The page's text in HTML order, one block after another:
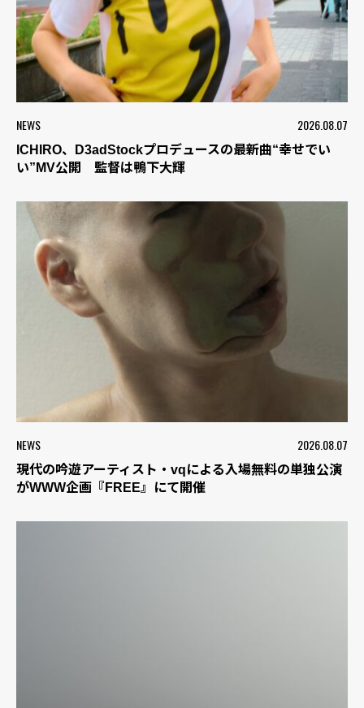
NEWS 2026.08.07
ICHIRO、D3adStockプロデュースの最新曲“幸せでい
い”MV公開 監督は鴨下大輝
NEWS 2026.08.07
現代の吟遊アーティスト・vqによる入場無料の単独公演
がWWW企画『FREE』にて開催